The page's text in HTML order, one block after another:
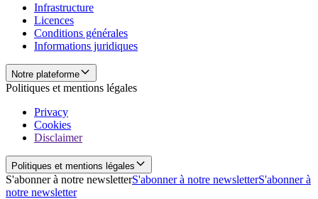
Infrastructure
Licences
Conditions générales
Informations juridiques
Notre plateforme
Politiques et mentions légales
Privacy
Cookies
Disclaimer
Politiques et mentions légales
S'abonner à notre newsletterS'abonner à notre newsletterS'abonner à
notre newsletter